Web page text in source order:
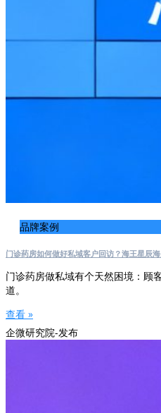
品牌案例
门诊药房如何做好私域客户回访？海王星辰
门诊药房做私域有个天然困境：顾
道。
查看 »
企微研究院-发布